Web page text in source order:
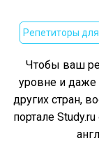
Репетиторы
Чтобы ваш
уровне и
других стран,
портале